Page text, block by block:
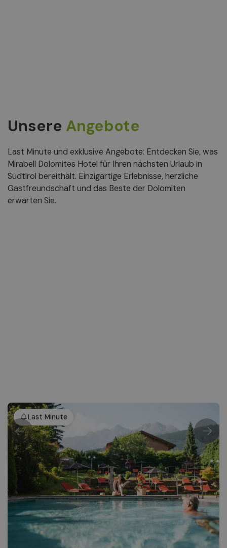
Unsere Angebote
Last Minute und exklusive Angebote: Entdecken Sie, was
Mirabell Dolomites Hotel für Ihren nächsten Urlaub in
Südtirol bereithält. Einzigartige Erlebnisse, herzliche
Gastfreundschaft und das Beste der Dolomiten
erwarten Sie.
Last Minute